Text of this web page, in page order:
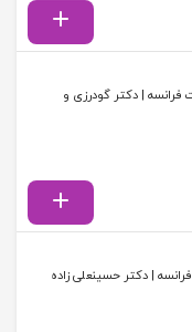
فرانسه | دکتر گودرزی و
| دکتر حسینعلی زاده